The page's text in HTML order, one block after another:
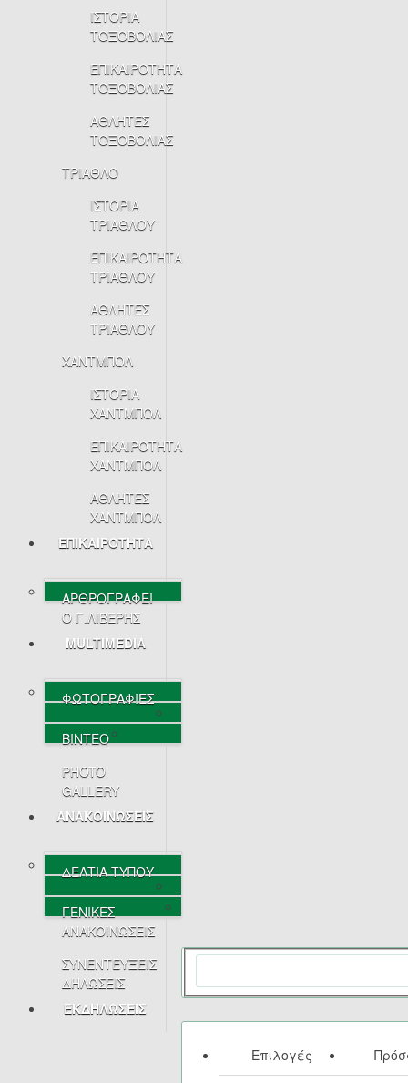
ΙΣΤΟΡΙΑ
ΤΟΞΟΒΟΛΙΑΣ
ΕΠΙΚΑΙΡΟΤΗΤΑ
ΤΟΞΟΒΟΛΙΑΣ
ΑΘΛΗΤΕΣ
ΤΟΞΟΒΟΛΙΑΣ
ΤΡΙΑΘΛΟ
ΙΣΤΟΡΙΑ
ΤΡΙΑΘΛΟΥ
ΕΠΙΚΑΙΡΟΤΗΤΑ
ΤΡΙΑΘΛΟΥ
ΑΘΛΗΤΕΣ
ΤΡΙΑΘΛΟΥ
ΧΑΝΤΜΠΟΛ
ΙΣΤΟΡΙΑ
ΧΑΝΤΜΠΟΛ
ΕΠΙΚΑΙΡΟΤΗΤΑ
ΧΑΝΤΜΠΟΛ
ΑΘΛΗΤΕΣ
ΧΑΝΤΜΠΟΛ
ΕΠΙΚΑΙΡΟΤΗΤΑ
ΑΡΘΡΟΓΡΑΦΕΙ
Ο Γ.ΛΙΒΕΡΗΣ
MULTIMEDIA
ΦΩΤΟΓΡΑΦΙΕΣ
ΒΙΝΤΕΟ
PHOTO
GALLERY
ΑΝΑΚΟΙΝΩΣΕΙΣ
ΔΕΛΤΙΑ ΤΥΠΟΥ
ΓΕΝΙΚΕΣ
ΑΝΑΚΟΙΝΩΣΕΙΣ
ΣΥΝΕΝΤΕΥΞΕΙΣ
ΔΗΛΩΣΕΙΣ
ΕΚΔΗΛΩΣΕΙΣ
Επιλογές